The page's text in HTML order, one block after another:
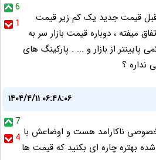
6
1
قیمت جدید یک کم زیر قیمت
میفته ، دوباره قیمت بازار سر به
از بازار و ... . پارکینگ های
نداره ؟
۱۴۰۴/۴/۱۱ ۰۶:۴۸:۰۶
7
4 ناکارامد هست و اوضاعش با
بهتره چاره ای بکنید که قیمت ها